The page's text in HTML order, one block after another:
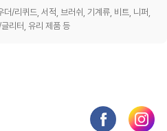
/리퀴드, 서적, 브러쉬, 기계류, 비트, 니퍼,
리터, 유리 제품 등